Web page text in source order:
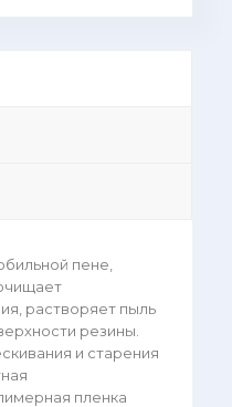
пене,
растворяет пыль
резины.
и старения
пленка